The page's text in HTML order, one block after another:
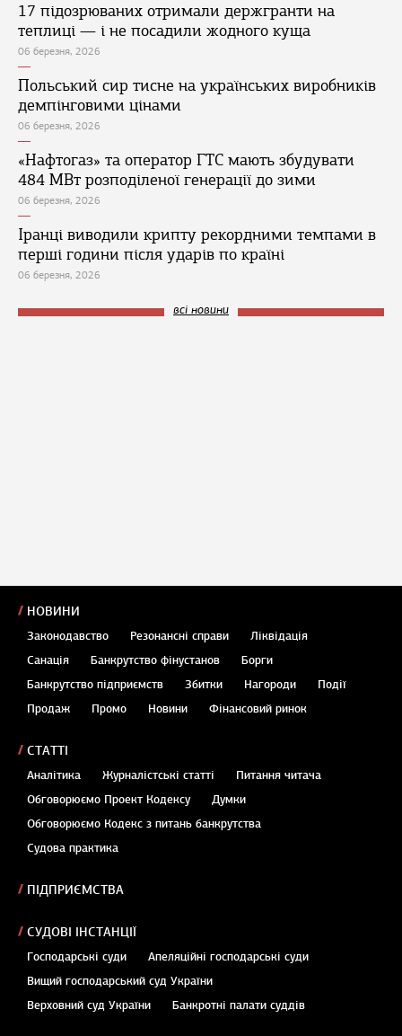
17 підозрюваних отримали держгранти на
теплиці — і не посадили жодного куща
06 березня, 2026
Польський сир тисне на українських виробників
демпінговими цінами
06 березня, 2026
«Нафтогаз» та оператор ГТС мають збудувати
484 МВт розподіленої генерації до зими
06 березня, 2026
Іранці виводили крипту рекордними темпами в
перші години після ударів по країні
06 березня, 2026
всі новини
НОВИНИ
Законодавство Резонансні справи
Ліквідація
Санація
Банкрутство фінустанов
Борги
Банкрутство підприємств
Збитки Нагороди
Події
Продаж
Промо Новини Фінансовий ринок
СТАТТІ
Аналітика Журналістські статті
Питання читача
Обговорюємо Проект Кодексу
Думки
Обговорюємо Кодекс з питань банкрутства
Судова практика
ПІДПРИЄМСТВА
СУДОВІ ІНСТАНЦІЇ
Господарські суди
Апеляційні господарські суди
Вищий господарський суд України
Верховний суд України
Банкротні палати суддів